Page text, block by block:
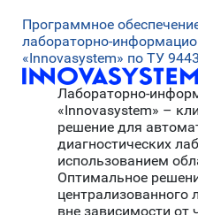
Программное
лабораторно-
«Innovasystem» по ТУ
Лабораторно-
«Innovasystem» –
решение для
диагностических
использованием
Оптимальное
централизованного
вне зависимости от